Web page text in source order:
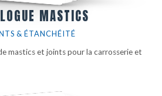
MASTICS
& ÉTANCHÉITÉ
mastics et joints pour la carrosserie et